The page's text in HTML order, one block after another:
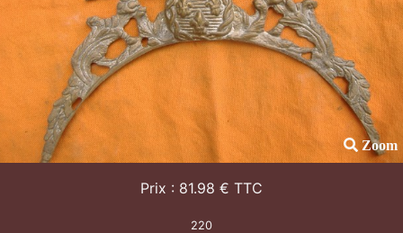
Zoom
Prix : 81.98 € TTC
220